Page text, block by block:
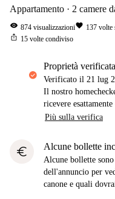
Appartamento 2 camere
visibility 874 visualizzazionifavorite 137 volte
ios_share 15 volte condiviso
proprietà
Verificato il 21 lug
Il nostro
ricevere
Più sulla verifica
euro Alcune bollette
Alcune bollette
dell'annuncio per
canone e quali